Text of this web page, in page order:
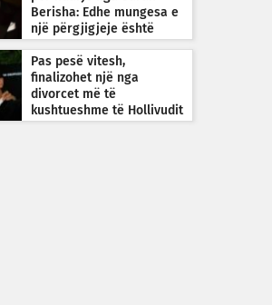
Berisha: Edhe mungesa e
një përgjigjeje është
Pas pesë vitesh,
finalizohet një nga
divorcet më të
kushtueshme të Hollivudit